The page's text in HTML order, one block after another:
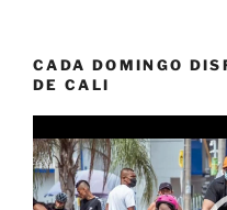
CADA DOMINGO
DE CALI
de
vídeo